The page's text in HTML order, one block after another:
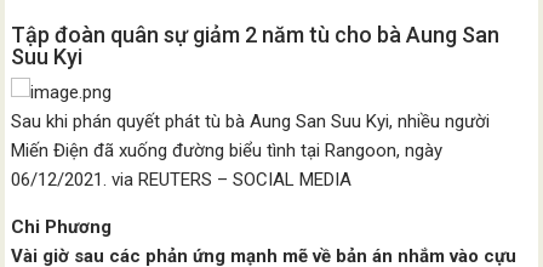
Tập đoàn quân sự giảm 2 năm tù cho bà Aung San
Suu Kyi
Sau khi phán quyết phát tù bà Aung San Suu Kyi, nhiều người
Miến Điện đã xuống đường biểu tình tại Rangoon, ngày
06/12/2021. via REUTERS – SOCIAL MEDIA
Chi Phương
Vài giờ sau các phản ứng mạnh mẽ về bản án nhắm vào cựu